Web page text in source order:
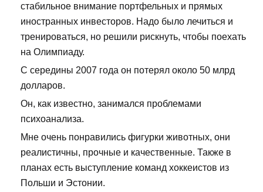
стабильное внимание портфельных и прямых
иностранных инвесторов. Надо было лечиться и
тренироваться, но решили рискнуть, чтобы поехать
на Олимпиаду.
С середины 2007 года он потерял около 50 млрд
долларов.
Он, как известно, занимался проблемами
психоанализа.
Мне очень понравились фигурки животных, они
реалистичны, прочные и качественные. Также в
планах есть выступление команд хоккеистов из
Польши и Эстонии.